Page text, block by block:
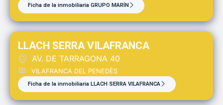
Ficha de la inmobiliaria GRUPO MARÍN
LLACH SERRA VILAFRANCA
AV. DE TARRAGONA 40
VILAFRANCA DEL PENEDÈS
Ficha de la inmobiliaria LLACH SERRA VILAFRANCA